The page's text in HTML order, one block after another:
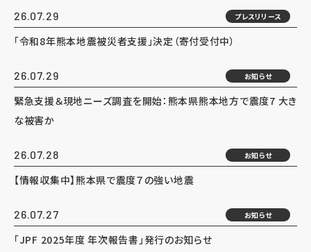
26.07.29 プレスリリース
「令和8年熊本地震被災者支援」決定（寄付受付中）
26.07.29 お知らせ
緊急支援＆現地ニーズ調査を開始：熊本県熊本地方で震度7 大き
な被害か
26.07.28 お知らせ
【情報収集中】熊本県で震度７の強い地震
26.07.27 お知らせ
「JPF 2025年度 年次報告書」発行のお知らせ